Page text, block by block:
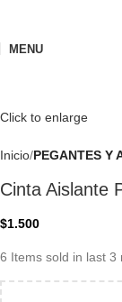
MENU
Click to enlarge
Inicio PEGANTES Y
Cinta Aislante
$1.500
6 Items sold in last 3